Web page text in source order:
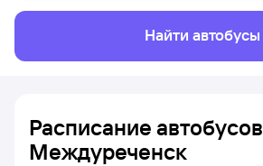
Найти автобусы
Расписание автобусов
Междуреченск